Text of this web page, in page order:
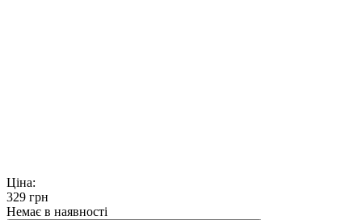
Ціна:
329 грн
Немає в наявності